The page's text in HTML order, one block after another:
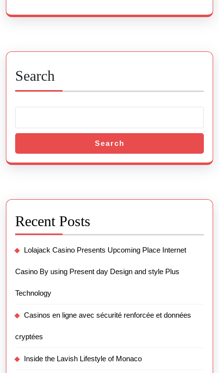
Search
Search
Recent Posts
Lolajack Casino Presents Upcoming Place Internet
Casino By using Present day Design and style Plus
Technology
Casinos en ligne avec sécurité renforcée et données
cryptées
Inside the Lavish Lifestyle of Monaco